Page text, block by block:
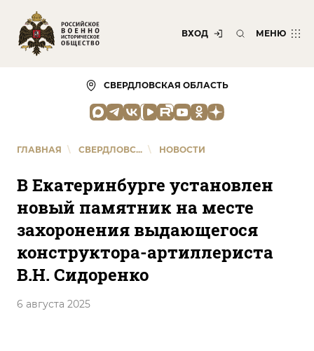
ВХОД МЕНЮ
СВЕРДЛОВСКАЯ ОБЛАСТЬ
ГЛАВНАЯ \ СВЕРДЛОВС... \ НОВОСТИ
В Екатеринбурге установлен
новый памятник на месте
захоронения выдающегося
конструктора-артиллериста
В.Н. Сидоренко
6 августа 2025